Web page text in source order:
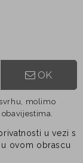
OK
molimo
u vezi s
ovom obrascu